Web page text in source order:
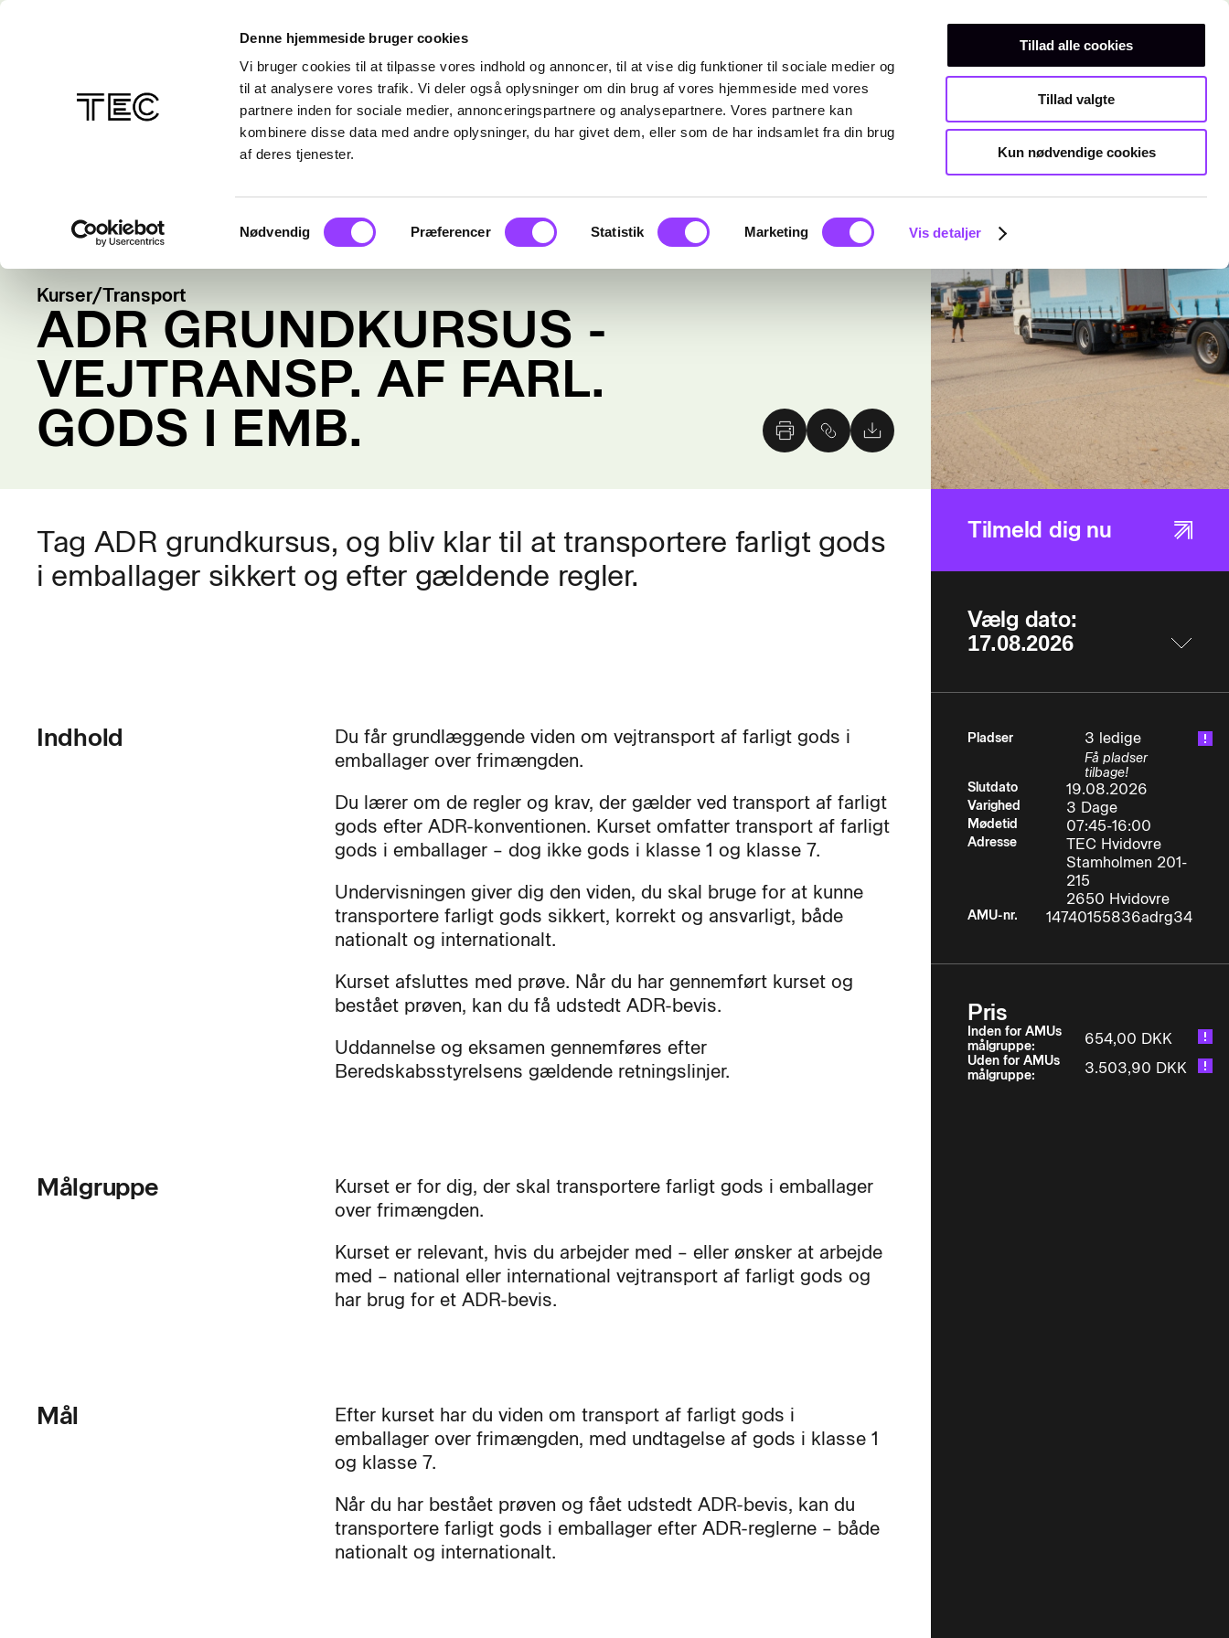
Denne hjemmeside bruger cookies
Vi bruger cookies til at tilpasse vores indhold og annoncer, til at vise dig funktioner til sociale medier og
til at analysere vores trafik. Vi deler også oplysninger om din brug af vores hjemmeside med vores
partnere inden for sociale medier, annonceringspartnere og analysepartnere. Vores partnere kan
kombinere disse data med andre oplysninger, du har givet dem, eller som de har indsamlet fra din brug
af deres tjenester.
Samtykkevalg
Nødvendig Præferencer Statistik Marketing Vis detaljer
Tillad alle cookies
Tillad valgte
Kun nødvendige cookies
Teknisk gymnasiumKurser
Kurser/Transport
ADR GRUNDKURSUS -
VEJTRANSP. AF FARL.
GODS I EMB.
Tag ADR grundkursus, og bliv klar til at transportere farligt gods
i emballager sikkert og efter gældende regler.
Indhold
Du får grundlæggende viden om vejtransport af farligt gods i
emballager over frimængden.
Du lærer om de regler og krav, der gælder ved transport af farligt
gods efter ADR-konventionen. Kurset omfatter transport af farligt
gods i emballager – dog ikke gods i klasse 1 og klasse 7.
Undervisningen giver dig den viden, du skal bruge for at kunne
transportere farligt gods sikkert, korrekt og ansvarligt, både
nationalt og internationalt.
Kurset afsluttes med prøve. Når du har gennemført kurset og
bestået prøven, kan du få udstedt ADR-bevis.
Uddannelse og eksamen gennemføres efter
Beredskabsstyrelsens gældende retningslinjer.
Målgruppe
Kurset er for dig, der skal transportere farligt gods i emballager
over frimængden.
Kurset er relevant, hvis du arbejder med – eller ønsker at arbejde
med – national eller international vejtransport af farligt gods og
har brug for et ADR-bevis.
Mål
Efter kurset har du viden om transport af farligt gods i
emballager over frimængden, med undtagelse af gods i klasse 1
og klasse 7.
Når du har bestået prøven og fået udstedt ADR-bevis, kan du
transportere farligt gods i emballager efter ADR-reglerne – både
nationalt og internationalt.
Tilmeld dig nu
Vælg dato:
Pladser 3 ledige
Få pladser
tilbage!
Slutdato
19.08.2026
Varighed 3 Dage
Mødetid 07:45-16:00
Adresse
TEC Hvidovre
Stamholmen 201-
215
2650 Hvidovre
AMU-nr. 14740155836adrg34
Pris
Inden for AMUs
målgruppe:
654,00 DKK
Uden for AMUs
målgruppe:
3.503,90 DKK